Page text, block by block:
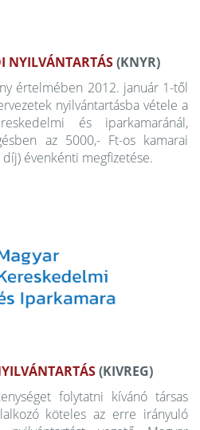
NYILVÁNTARTÁS(KNYR)
értelmében 2012. január 1-től
nyilvántartásba vétele a
és iparkamaránál,
az 5000,- Ft-os kamarai
évenkénti megfizetése.
(KIVREG)
folytatni kívánó társas
köteles az erre irányuló